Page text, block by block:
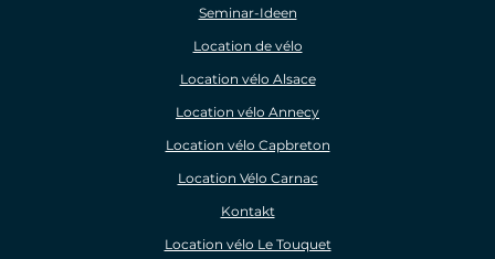
Seminar-Ideen
Location de vélo
Location vélo Alsace
Location vélo Annecy
Location vélo Capbreton
Location Vélo Carnac
Kontakt
Location vélo Le Touquet